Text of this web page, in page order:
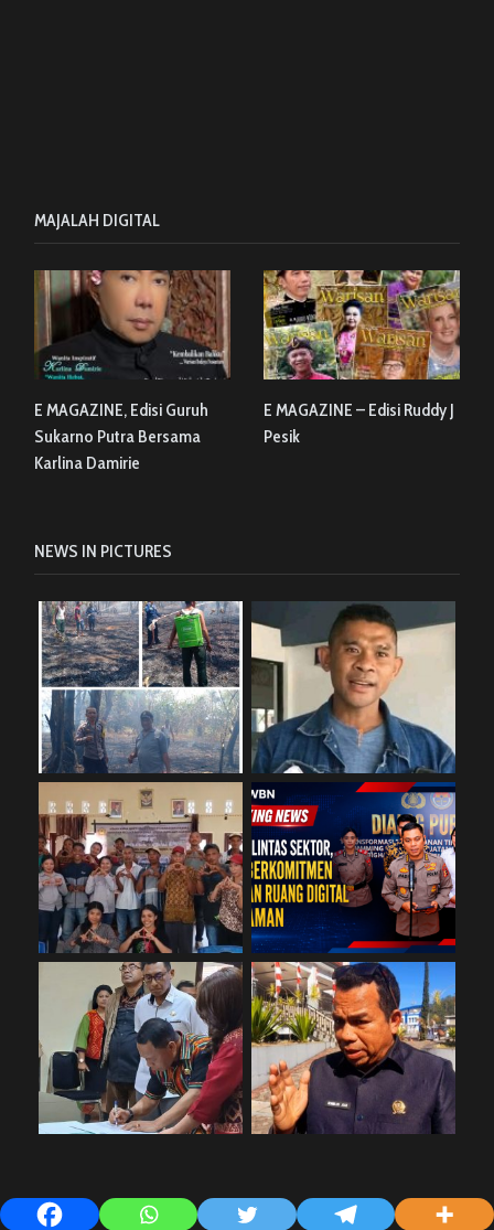
MAJALAH DIGITAL
E MAGAZINE, Edisi Guruh
Sukarno Putra Bersama
Karlina Damirie
E MAGAZINE – Edisi Ruddy J
Pesik
NEWS IN PICTURES